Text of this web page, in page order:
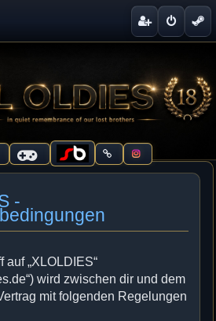
-
auf „XLOLDIES“
wird zwischen dir und dem
mit folgenden Regelungen